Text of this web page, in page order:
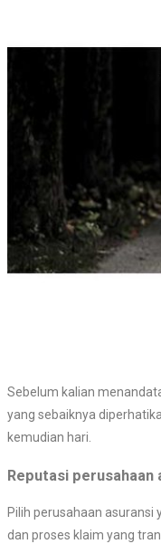
Sebelum kalian
yang sebaiknya
kemudian hari.
Reputasi perusahaan
Pilih perusahaan asuransi
dan proses klaim yang